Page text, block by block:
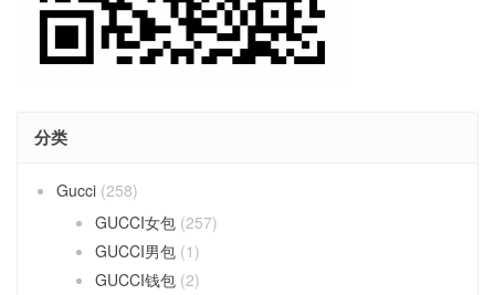
分类
Gucci (258)
GUCCI女包 (257)
GUCCI男包 (1)
GUCCI钱包 (2)